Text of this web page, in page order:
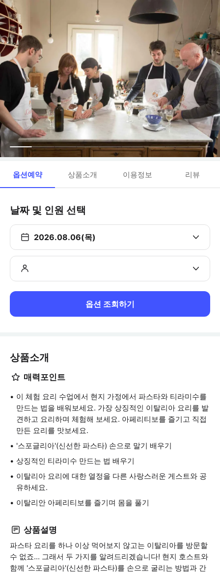
옵션예약 상품소개 이용정보 리뷰
날짜 및 인원 선택
2026.08.06(목)
옵션 조회하기
상품소개
매력포인트
이 체험 요리 수업에서 현지 가정에서 파스타와 티라미수를
만드는 법을 배워보세요. 가장 상징적인 이탈리아 요리를 발
견하고 요리하며 체험해 보세요. 아페리티보를 즐기고 직접
만든 요리를 맛보세요.
'스포글리아'(신선한 파스타) 손으로 말기 배우기
상징적인 티라미수 만드는 법 배우기
이탈리아 요리에 대한 열정을 다른 사랑스러운 게스트와 공
유하세요.
이탈리안 아페리티보를 즐기며 몸을 풀기
상품설명
파스타 요리를 하나 이상 먹어보지 않고는 이탈리아를 방문할
수 없죠... 그래서 두 가지를 알려드리겠습니다! 현지 호스트와
함께 '스포글리아'(신선한 파스타)를 손으로 굴리는 방법과 간